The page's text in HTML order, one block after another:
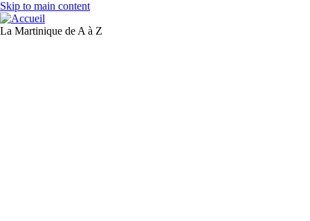
Skip to main content
La Martinique de A à Z